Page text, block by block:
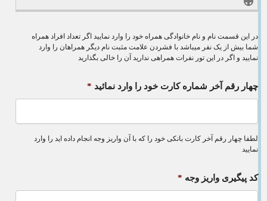
در این قسمت نام و نام خانوادگی همراه خود را وارد نمایید اگر تعداد افراد همراه
شما بیش از یک نفر میباشد با فشردن علامت مثبت نام دیگر همراهان را وارد
نمایید و اگر در این تور نفرات همراهی ندارید آن را خالی بگذارید
چهار رقم آخر شماره کارت خود را وارد نمائید *
لطفا چهار رقم آخر کارت بانکی خود را که با آن واریز وجه انجام داده اید را وارد
نمایید
کد پیگیری واریز وجه *